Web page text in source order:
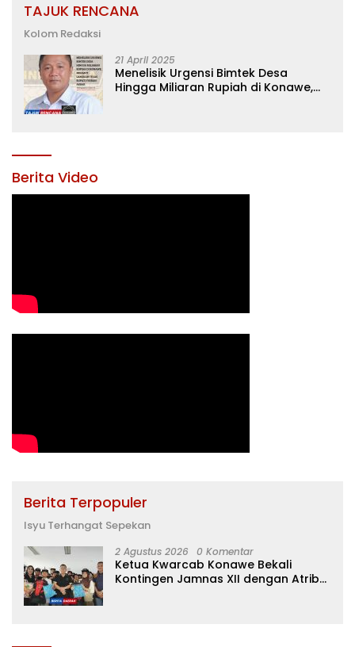
TAJUK RENCANA
Kolom Redaksi
21 April 2025
Menelisik Urgensi Bimtek Desa
Hingga Miliaran Rupiah di Konawe,
Berita Video
Berita Terpopuler
Isyu Terhangat Sepekan
2 Agustus 2026 0 Komentar
Ketua Kwarcab Konawe Bekali
Kontingen Jamnas XII dengan Atribut